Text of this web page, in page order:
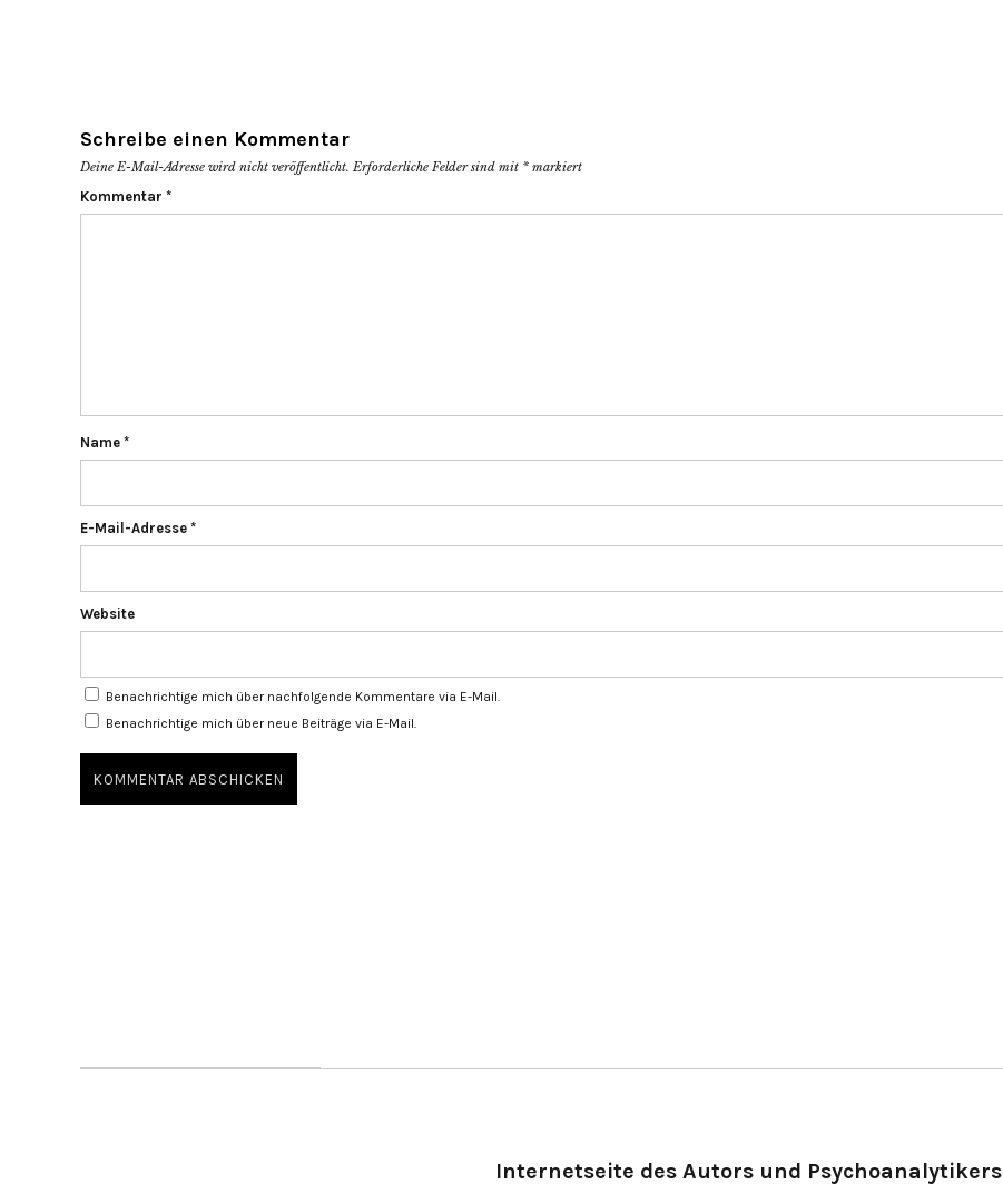
Schreibe einen Kommentar
Deine E-Mail-Adresse wird nicht veröffentlicht. Erforderliche Felder sind mit * markiert
Kommentar *
Name *
E-Mail-Adresse *
Website
Benachrichtige mich über nachfolgende Kommentare via E-Mail.
Benachrichtige mich über neue Beiträge via E-Mail.
Internetseite des Autors und Psychoanalytikers